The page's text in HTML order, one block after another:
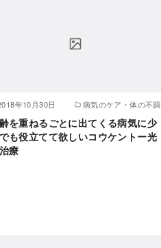
年10月30日 病気のケア・体の不調
を重ねるごとに出てくる病気に少
も役立てて欲しいコウケントー光
療